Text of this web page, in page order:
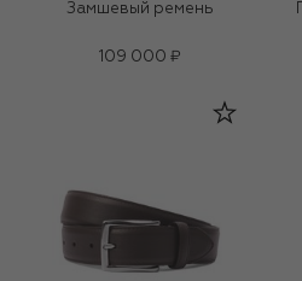
Замшевый ремень
109 000 ₽